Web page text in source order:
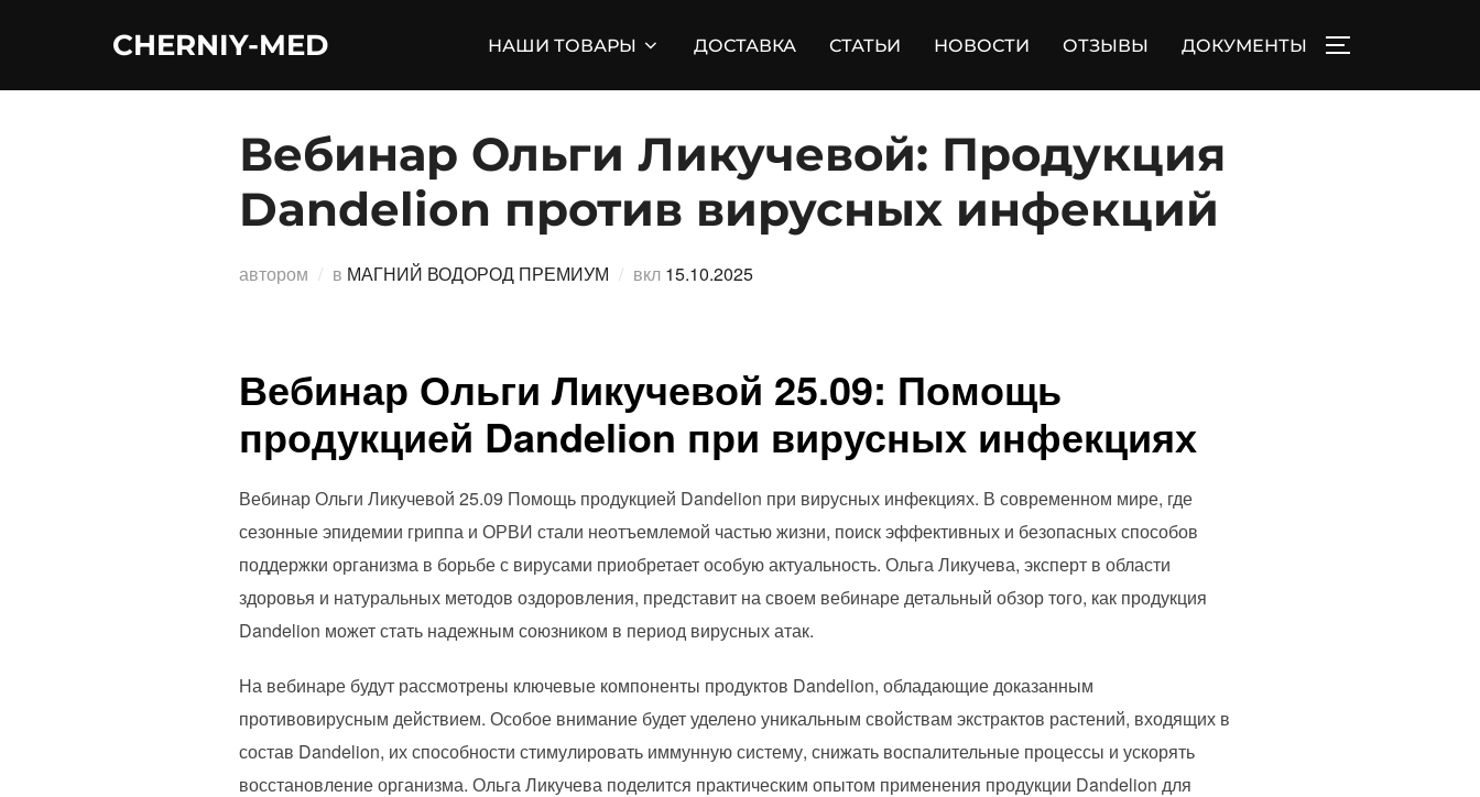
CHERNIY-MED НАШИ ТОВАРЫ ДОСТАВКА СТАТЬИ НОВОСТИ ОТЗЫВЫ ДОКУМЕНТЫ
Вебинар Ольги Ликучевой: Продукция
Dandelion против вирусных инфекций
автором в МАГНИЙ ВОДОРОД ПРЕМИУМ вкл Опубликовано
15.10.2025
Вебинар Ольги Ликучевой 25.09: Помощь
продукцией Dandelion при вирусных инфекциях
Вебинар Ольги Ликучевой 25.09 Помощь продукцией Dandelion при вирусных инфекциях. В современном мире, где
сезонные эпидемии гриппа и ОРВИ стали неотъемлемой частью жизни, поиск эффективных и безопасных способов
поддержки организма в борьбе с вирусами приобретает особую актуальность. Ольга Ликучева, эксперт в области
здоровья и натуральных методов оздоровления, представит на своем вебинаре детальный обзор того, как продукция
Dandelion может стать надежным союзником в период вирусных атак.
На вебинаре будут рассмотрены ключевые компоненты продуктов Dandelion, обладающие доказанным
противовирусным действием. Особое внимание будет уделено уникальным свойствам экстрактов растений, входящих в
состав Dandelion, их способности стимулировать иммунную систему, снижать воспалительные процессы и ускорять
восстановление организма. Ольга Ликучева поделится практическим опытом применения продукции Dandelion для